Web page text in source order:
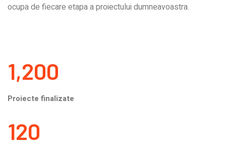
ocupa de fiecare etapa a proiectului dumneavoastra.
1,200
Proiecte finalizate
120